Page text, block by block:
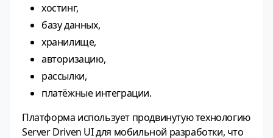
хостинг,
базу данных,
хранилище,
авторизацию,
рассылки,
платёжные интеграции.
Платформа использует продвинутую технологию
Server Driven UI для мобильной разработки, что